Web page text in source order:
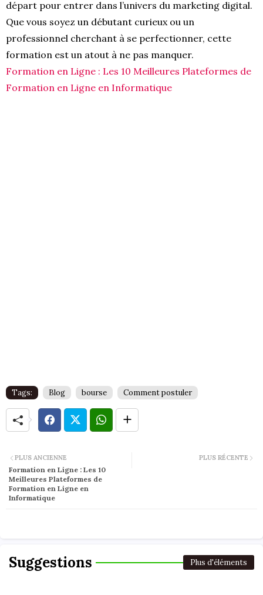
départ pour entrer dans l’univers du marketing digital.
Que vous soyez un débutant curieux ou un
professionnel cherchant à se perfectionner, cette
formation est un atout à ne pas manquer.
Formation en Ligne : Les 10 Meilleures Plateformes de
Formation en Ligne en Informatique
Tags: Blog bourse Comment postuler
PLUS RÉCENTE
PLUS ANCIENNE
Formation en Ligne : Les 10
Meilleures Plateformes de
Formation en Ligne en
Informatique
Suggestions Plus d'éléments